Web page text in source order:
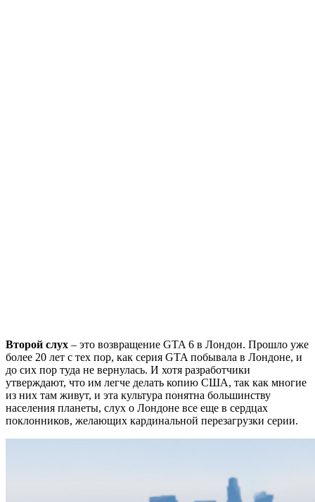
Второй слух – это возвращение GTA 6 в Лондон. Прошло уже
более 20 лет с тех пор, как серия GTA побывала в Лондоне, и
до сих пор туда не вернулась. И хотя разработчики
утверждают, что им легче делать копию США, так как многие
из них там живут, и эта культура понятна большинству
населения планеты, слух о Лондоне все еще в сердцах
поклонников, желающих кардинальной перезагрузки серии.